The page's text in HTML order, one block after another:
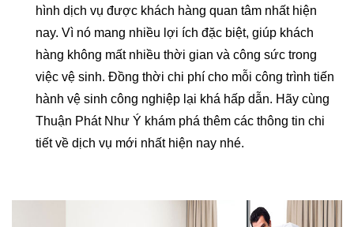
hình dịch vụ được khách hàng quan tâm nhất hiện
nay. Vì nó mang nhiều lợi ích đặc biệt, giúp khách
hàng không mất nhiều thời gian và công sức trong
việc vệ sinh. Đồng thời chi phí cho mỗi công trình tiến
hành vệ sinh công nghiệp lại khá hấp dẫn. Hãy cùng
Thuận Phát Như Ý khám phá thêm các thông tin chi
tiết về dịch vụ mới nhất hiện nay nhé.